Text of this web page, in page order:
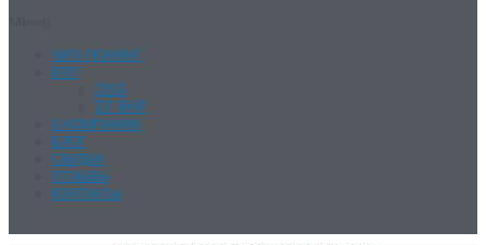
ЧИП-ТЮНИНГ
КПП
DSG
ZF 8HP
О КОМПАНИИ
БЛОГ
СКИДКИ
ОТЗЫВЫ
КОНТАКТЫ